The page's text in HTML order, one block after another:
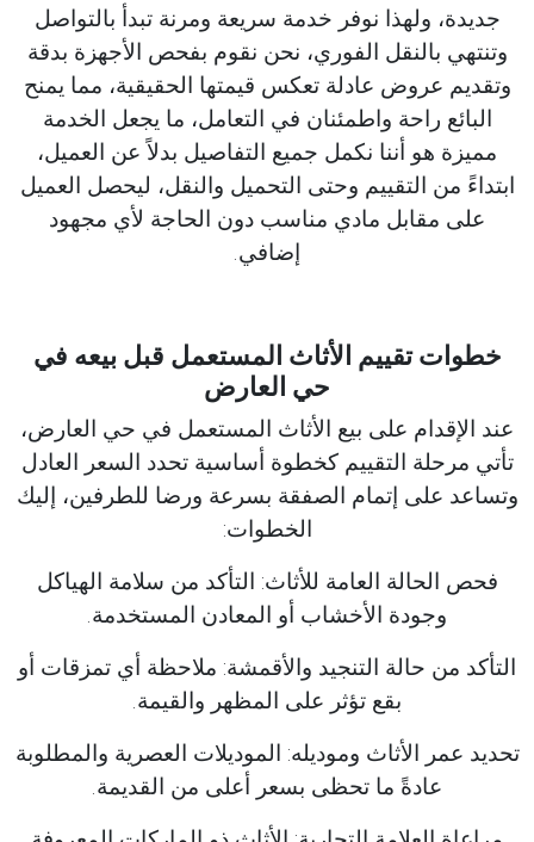
جديدة، ولهذا نوفر خدمة سريعة ومرنة تبدأ بالتواصل
وتنتهي بالنقل الفوري، نحن نقوم بفحص الأجهزة بدقة
وتقديم عروض عادلة تعكس قيمتها الحقيقية، مما يمنح
البائع راحة واطمئنان في التعامل، ما يجعل الخدمة
مميزة هو أننا نكمل جميع التفاصيل بدلاً عن العميل،
ابتداءً من التقييم وحتى التحميل والنقل، ليحصل العميل
على مقابل مادي مناسب دون الحاجة لأي مجهود
إضافي.
خطوات تقييم الأثاث المستعمل قبل بيعه في
حي العارض
عند الإقدام على بيع الأثاث المستعمل في حي العارض،
تأتي مرحلة التقييم كخطوة أساسية تحدد السعر العادل
وتساعد على إتمام الصفقة بسرعة ورضا للطرفين، إليك
الخطوات:
فحص الحالة العامة للأثاث: التأكد من سلامة الهياكل
وجودة الأخشاب أو المعادن المستخدمة.
التأكد من حالة التنجيد والأقمشة: ملاحظة أي تمزقات أو
بقع تؤثر على المظهر والقيمة.
تحديد عمر الأثاث وموديله: الموديلات العصرية والمطلوبة
عادةً ما تحظى بسعر أعلى من القديمة.